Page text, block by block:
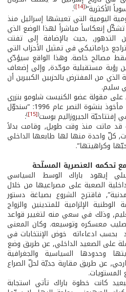
الأكثرية”(
[14]
)
.
اليومية التي تعيشها إسرائيل منذ
شهر أيار 1996, إنّما تشكّل إنعكاساً مباشراً لهذا الوضع الذي
,حيث بالإضافة إلى تفتت
دراماتيكي في تمثيل الأحزاب التي
مصالح خاصة. وهذا الواقع سيؤدّي
رؤية مستقبلية موحّدة, وإلى إضعاف
الذي من المفترض بالحزبين الكبيرين أن
سليم.
على مقولة عضو الكنيست شلومو بنزري
من حزب شاس حين قال وهو مأخوذ بنشوة النصر عام 1996: “سنحوّل
الجيروزاليم بوست(
[15]
)
:
قد ماتت منذ وقت طويل, وقامت بدلاً
كلّ واحدة منها لها طابعها الداخلي
وكراهيتها”.
إيهود باراك الوسط السياسي
الصعبة على مصراعيها من خلال
فاقترح الشروع بصياغة دستور
الوطنية الإلزامية للمتدينين والزواج
وذلك في سعي منه لتغيير قواعد
معسكره وتوسيعه. وكان المعنى
بحسب ادعاءاته ­ خوض الإنتخابات في
كاملة على الصعيد الداخلي, عن طريق وضع
وحدودها السياسية والجغرافية
عن طريق مقاربة جديّة لحلّ الصراع
المستويات.
كانت خطوة باراك تأتي استجابة